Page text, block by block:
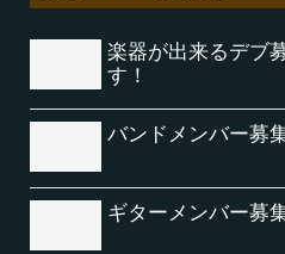
楽器が出来るデブ
す！
バンドメンバー募
ギターメンバー募